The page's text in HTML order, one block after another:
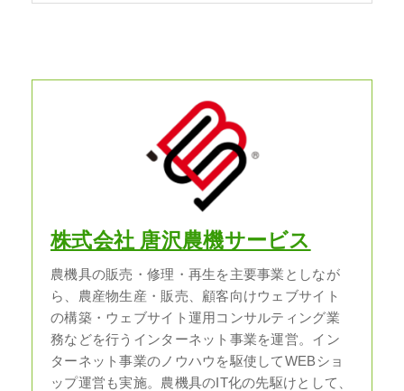
株式会社 唐沢農機サービス
農機具の販売・修理・再生を主要事業としなが
ら、農産物生産・販売、顧客向けウェブサイト
の構築・ウェブサイト運用コンサルティング業
務などを行うインターネット事業を運営。イン
ターネット事業のノウハウを駆使してWEBショ
ップ運営も実施。農機具のIT化の先駆けとして、